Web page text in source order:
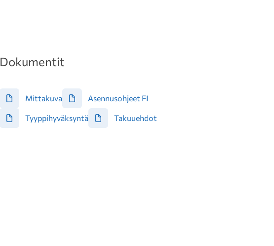
Dokumentit
Mittakuva Asennusohjeet FI
Tyyppihyväksyntä Takuuehdot